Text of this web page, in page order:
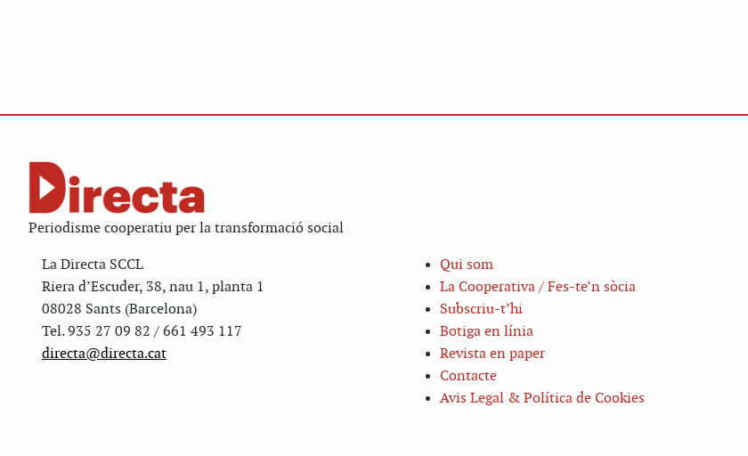
Periodisme cooperatiu per la transformació social
La Directa SCCL
Riera d’Escuder, 38, nau 1, planta 1
08028 Sants (Barcelona)
Tel. 935 27 09 82 / 661 493 117
directa@directa.cat
Qui som
La Cooperativa / Fes-te’n sòcia
Subscriu-t’hi
Botiga en línia
Revista en paper
Contacte
Avis Legal & Política de Cookies